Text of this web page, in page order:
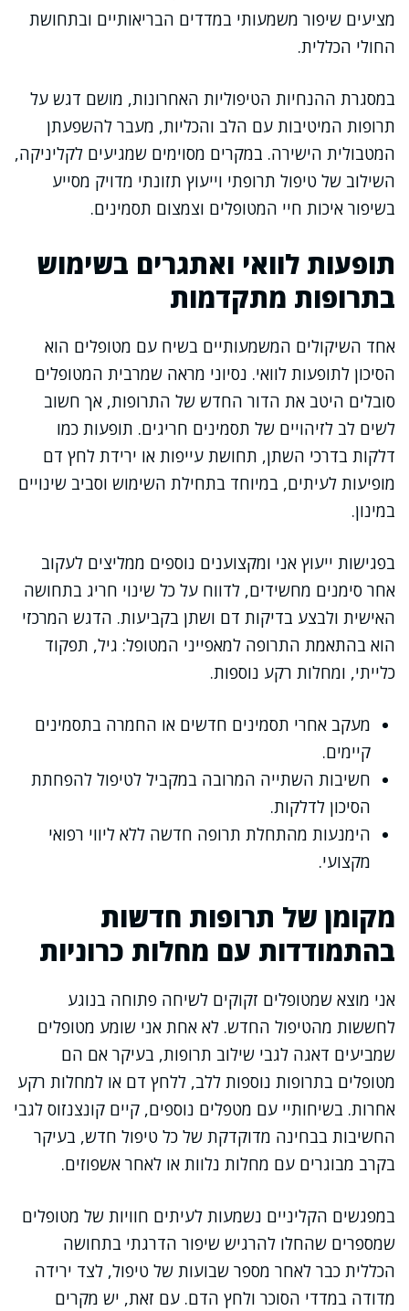
מציעים שיפור משמעותי במדדים הבריאותיים ובתחושת
החולי הכללית.
במסגרת ההנחיות הטיפוליות האחרונות, מושם דגש על
תרופות המיטיבות עם הלב והכליות, מעבר להשפעתן
המטבולית הישירה. במקרים מסוימים שמגיעים לקליניקה,
השילוב של טיפול תרופתי וייעוץ תזונתי מדויק מסייע
בשיפור איכות חיי המטופלים וצמצום תסמינים.
תופעות לוואי ואתגרים בשימוש
בתרופות מתקדמות
אחד השיקולים המשמעותיים בשיח עם מטופלים הוא
הסיכון לתופעות לוואי. נסיוני מראה שמרבית המטופלים
סובלים היטב את הדור החדש של התרופות, אך חשוב
לשים לב לזיהויים של תסמינים חריגים. תופעות כמו
דלקות בדרכי השתן, תחושת עייפות או ירידת לחץ דם
מופיעות לעיתים, במיוחד בתחילת השימוש וסביב שינויים
במינון.
בפגישות ייעוץ אני ומקצוענים נוספים ממליצים לעקוב
אחר סימנים מחשידים, לדווח על כל שינוי חריג בתחושה
האישית ולבצע בדיקות דם ושתן בקביעות. הדגש המרכזי
הוא בהתאמת התרופה למאפייני המטופל: גיל, תפקוד
כלייתי, ומחלות רקע נוספות.
מעקב אחרי תסמינים חדשים או החמרה בתסמינים
קיימים.
חשיבות השתייה המרובה במקביל לטיפול להפחתת
הסיכון לדלקות.
הימנעות מהתחלת תרופה חדשה ללא ליווי רפואי
מקצועי.
מקומן של תרופות חדשות
בהתמודדות עם מחלות כרוניות
אני מוצא שמטופלים זקוקים לשיחה פתוחה בנוגע
לחששות מהטיפול החדש. לא אחת אני שומע מטופלים
שמביעים דאגה לגבי שילוב תרופות, בעיקר אם הם
מטופלים בתרופות נוספות ללב, ללחץ דם או למחלות רקע
אחרות. בשיחותיי עם מטפלים נוספים, קיים קונצנזוס לגבי
החשיבות בבחינה מדוקדקת של כל טיפול חדש, בעיקר
בקרב מבוגרים עם מחלות נלוות או לאחר אשפוזים.
במפגשים הקליניים נשמעות לעיתים חוויות של מטופלים
שמספרים שהחלו להרגיש שיפור הדרגתי בתחושה
הכללית כבר לאחר מספר שבועות של טיפול, לצד ירידה
מדודה במדדי הסוכר ולחץ הדם. עם זאת, יש מקרים